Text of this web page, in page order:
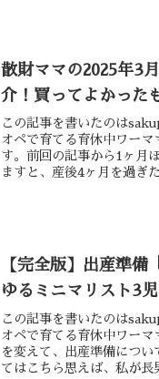
散財ママの2025年3
介！買ってよかった
この記事を書いたのは
オペで育てる育休中ワーマ
す。前回の記事から1ヶ月
ますと、産後4ヶ月を過ぎ
【完全版】出産準備
ゆるミニマリスト3
この記事を書いたのは
オペで育てる育休中ワー
を変えて、出産準備につ
てはこちら思えば、私が長